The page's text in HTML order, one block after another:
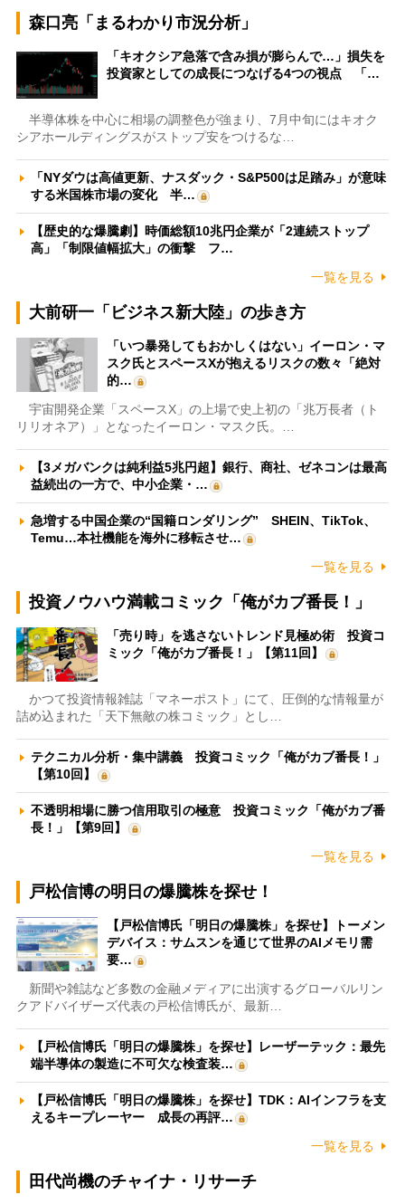
森口亮「まるわかり市況分析」
「キオクシア急落で含み損が膨らんで…」損失を
投資家としての成長につなげる4つの視点 「…
半導体株を中心に相場の調整色が強まり、7月中旬にはキオク
シアホールディングスがストップ安をつけるな…
「NYダウは高値更新、ナスダック・S&P500は足踏み」が意味
する米国株市場の変化 半…
【歴史的な爆騰劇】時価総額10兆円企業が「2連続ストップ
高」「制限値幅拡大」の衝撃 フ…
一覧を見る
大前研一「ビジネス新大陸」の歩き方
「いつ暴発してもおかしくはない」イーロン・マ
スク氏とスペースXが抱えるリスクの数々「絶対
的…
宇宙開発企業「スペースX」の上場で史上初の「兆万長者（ト
リリオネア）」となったイーロン・マスク氏。…
【3メガバンクは純利益5兆円超】銀行、商社、ゼネコンは最高
益続出の一方で、中小企業・…
急増する中国企業の“国籍ロンダリング” SHEIN、TikTok、
Temu…本社機能を海外に移転させ…
一覧を見る
投資ノウハウ満載コミック「俺がカブ番長！」
「売り時」を逃さないトレンド見極め術 投資コ
ミック「俺がカブ番長！」【第11回】
かつて投資情報雑誌「マネーポスト」にて、圧倒的な情報量が
詰め込まれた「天下無敵の株コミック」とし…
テクニカル分析・集中講義 投資コミック「俺がカブ番長！」
【第10回】
不透明相場に勝つ信用取引の極意 投資コミック「俺がカブ番
長！」【第9回】
一覧を見る
戸松信博の明日の爆騰株を探せ！
【戸松信博氏「明日の爆騰株」を探せ】トーメン
デバイス：サムスンを通じて世界のAIメモリ需
要…
新聞や雑誌など多数の金融メディアに出演するグローバルリン
クアドバイザーズ代表の戸松信博氏が、最新…
【戸松信博氏「明日の爆騰株」を探せ】レーザーテック：最先
端半導体の製造に不可欠な検査装…
【戸松信博氏「明日の爆騰株」を探せ】TDK：AIインフラを支
えるキープレーヤー 成長の再評…
一覧を見る
田代尚機のチャイナ・リサーチ